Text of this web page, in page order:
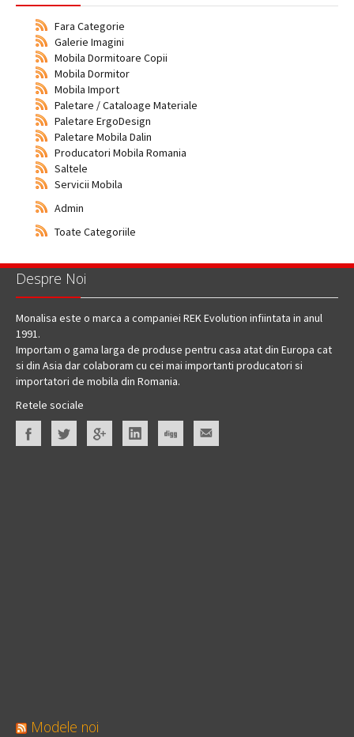
Fara Categorie
Galerie Imagini
Mobila Dormitoare Copii
Mobila Dormitor
Mobila Import
Paletare / Cataloage Materiale
Paletare ErgoDesign
Paletare Mobila Dalin
Producatori Mobila Romania
Saltele
Servicii Mobila
Admin
Toate Categoriile
Despre Noi
Monalisa este o marca a companiei REK Evolution infiintata in anul
1991.
Importam o gama larga de produse pentru casa atat din Europa cat
si din Asia dar colaboram cu cei mai importanti producatori si
importatori de mobila din Romania.
Retele sociale
Modele noi